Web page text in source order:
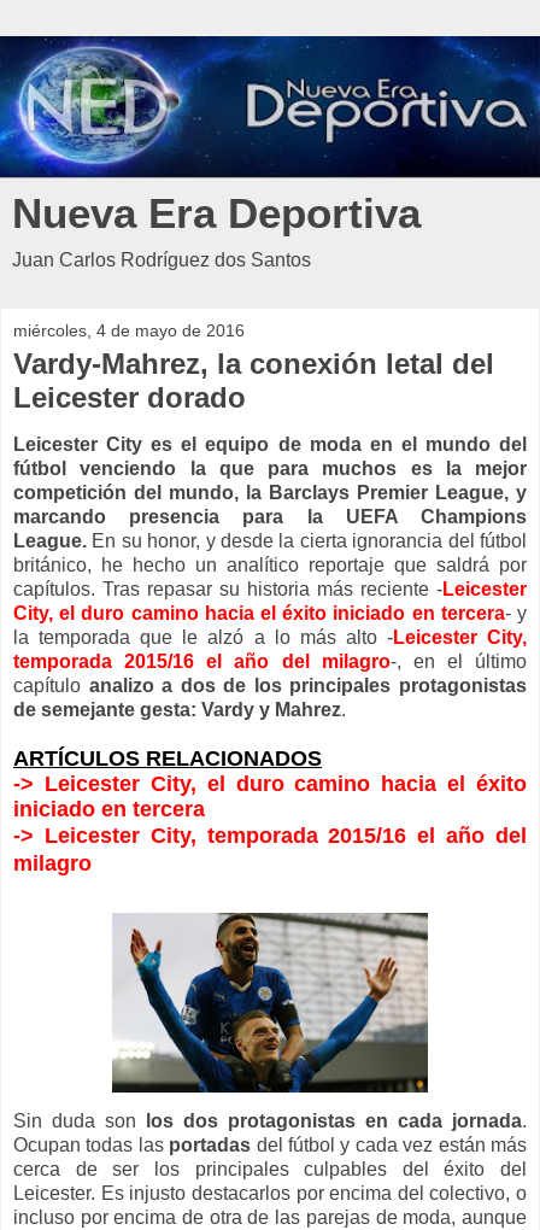
Nueva Era Deportiva
Juan Carlos Rodríguez dos Santos
miércoles, 4 de mayo de 2016
Vardy-Mahrez, la conexión letal del
Leicester dorado
Leicester City es el equipo de moda en el mundo del
fútbol venciendo la que para muchos es la mejor
competición del mundo, la Barclays Premier League, y
marcando presencia para la UEFA Champions
League. En su honor, y desde la cierta ignorancia del fútbol
británico, he hecho un analítico reportaje que saldrá por
capítulos. Tras repasar su historia más reciente -Leicester
City, el duro camino hacia el éxito iniciado en tercera- y
la temporada que le alzó a lo más alto -Leicester City,
temporada 2015/16 el año del milagro-, en el último
capítulo analizo a dos de los principales protagonistas
de semejante gesta: Vardy y Mahrez.
ARTÍCULOS RELACIONADOS
-> Leicester City, el duro camino hacia el éxito
iniciado en tercera
-> Leicester City, temporada 2015/16 el año del
milagro
Sin duda son los dos protagonistas en cada jornada.
Ocupan todas las portadas del fútbol y cada vez están más
cerca de ser los principales culpables del éxito del
Leicester. Es injusto destacarlos por encima del colectivo, o
incluso por encima de otra de las parejas de moda, aunque